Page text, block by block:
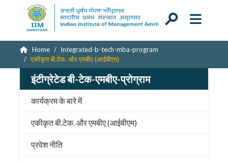
Home
Integrated-b-tech-mba-program
एकीकृत बी.टेक. और एमबीए (आईबीएम)
इंटीग्रेटेड बी-टेक-एमबीए-प्रोग्राम
कार्यक्रम के बारे में
एकीकृत बी.टेक. और एमबीए (आईबीएम)
प्रवेश नीति